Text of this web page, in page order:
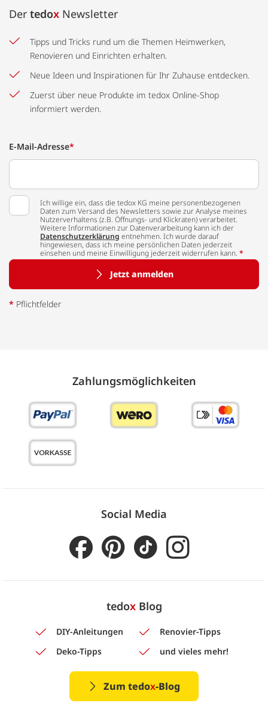
Der tedox Newsletter
Tipps und Tricks rund um die Themen Heimwerken,
Renovieren und Einrichten erhalten.
Neue Ideen und Inspirationen für Ihr Zuhause entdecken.
Zuerst über neue Produkte im tedox Online-Shop
informiert werden.
E-Mail-Adresse*
Ich willige ein, dass die tedox KG meine personenbezogenen
Daten zum Versand des Newsletters sowie zur Analyse meines
Nutzerverhaltens (z.B. Öffnungs- und Klickraten) verarbeitet.
Weitere Informationen zur Datenverarbeitung kann ich der
Datenschutzerklärung entnehmen. Ich wurde darauf
hingewiesen, dass ich meine persönlichen Daten jederzeit
einsehen und meine Einwilligung jederzeit widerrufen kann. *
Jetzt anmelden
* Pflichtfelder
Zahlungs­möglich­keiten
Social Media
tedoxBlog
DIY-Anleitungen
Renovier-Tipps
Deko-Tipps
und vieles mehr!
Zum tedox-Blog